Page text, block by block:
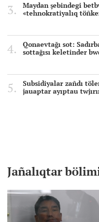
Maydan şebindegi
«tehnokratiyalıq
Qonaevtağı sot:
sottağısı keletinder
Subsidiyalar zañdı
jauaptar ayıptau
Jañalıqtar